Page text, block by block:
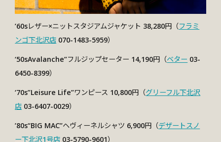
’60sレザー×ニットスタジアムジャケット 38,280円（フラミ
ンゴ下北沢店 070-1483-5959）
‘50sAvalanche”フルジップセーター 14,190円（ベター 03-
6450-8399）
‘70s”Leisure Life”ワンピース 10,800円 （グリーフル下北沢
店 03-6407-0029）
’80s“BIG MAC”ヘヴィーネルシャツ 6,900円（デザートスノ
ー下北沢1号店 03-5790-9601）